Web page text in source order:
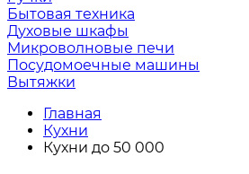
Бытовая техника
Духовые шкафы
Микроволновые печи
Посудомоечные машины
Вытяжки
Главная
Кухни
Кухни до 50 000